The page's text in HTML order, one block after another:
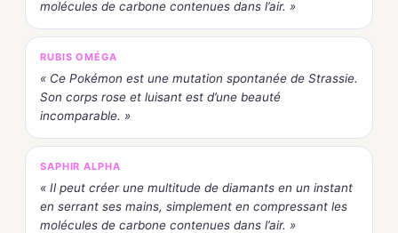
molécules de carbone contenues dans l’air. »
RUBIS OMÉGA
« Ce Pokémon est une mutation spontanée de Strassie.
Son corps rose et luisant est d’une beauté
incomparable. »
SAPHIR ALPHA
« Il peut créer une multitude de diamants en un instant
en serrant ses mains, simplement en compressant les
molécules de carbone contenues dans l’air. »